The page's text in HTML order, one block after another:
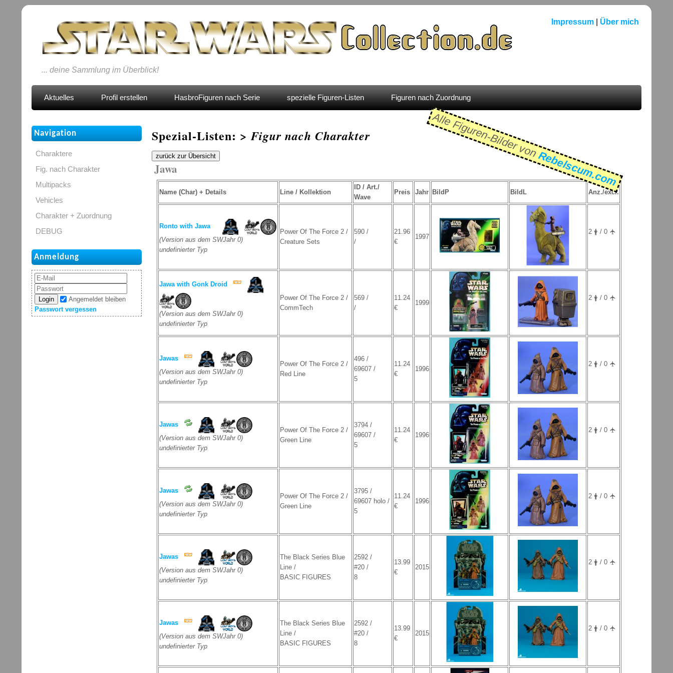
Impressum| Über mich
... deine Sammlung im Überblick!
Aktuelles Profil erstellen HasbroFiguren nach Serie spezielle Figuren-Listen Figuren nach Zuordnung
Navigation
Charaktere
Fig. nach Charakter
Multipacks
Vehicles
Charakter + Zuordnung
DEBUG
Anmeldung
Login
Angemeldet bleiben
Passwort vergessen
Spezial-Listen: >Figur nach Charakter Alle Figuren-Bilder von
Rebelscum.com
zurück zur Übersicht
Jawa
Name (Char) + Details Line / Kollektion
ID / Art./
Wave
Preis Jahr BildP BildL Anz./excl.
Ronto with Jawa
(Version aus dem SWJahr 0)
undefinierter Typ
Power Of The Force 2 /
Creature Sets
590 /
/
21.96
€
1997
2 🛉 / 0 🛧
Jawa with Gonk Droid
(Version aus dem SWJahr 0)
undefinierter Typ
Power Of The Force 2 /
CommTech
569 /
/
11.24
€
1999
2 🛉 / 0 🛧
Jawas
(Version aus dem SWJahr 0)
undefinierter Typ
Power Of The Force 2 /
Red Line
496 /
69607 /
5
11.24
€
1996
2 🛉 / 0 🛧
Jawas
(Version aus dem SWJahr 0)
undefinierter Typ
Power Of The Force 2 /
Green Line
3794 /
69607 /
5
11.24
€
1996
2 🛉 / 0 🛧
Jawas
(Version aus dem SWJahr 0)
undefinierter Typ
Power Of The Force 2 /
Green Line
3795 /
69607 holo /
5
11.24
€
1996
2 🛉 / 0 🛧
Jawas
(Version aus dem SWJahr 0)
undefinierter Typ
The Black Series Blue
Line /
BASIC FIGURES
2592 /
#20 /
8
13.99
€
2015
2 🛉 / 0 🛧
Jawas
(Version aus dem SWJahr 0)
undefinierter Typ
The Black Series Blue
Line /
BASIC FIGURES
2592 /
#20 /
8
13.99
€
2015
2 🛉 / 0 🛧